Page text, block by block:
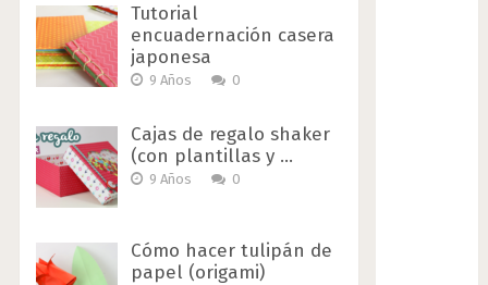
Tutorial
encuadernación casera
japonesa
9 Años 0
Cajas de regalo shaker
(con plantillas y …
9 Años 0
Cómo hacer tulipán de
papel (origami)